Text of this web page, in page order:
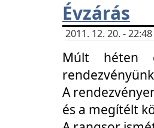
Évzárás
2011. 12. 20. -
Múlt héten
A
és a megítélt